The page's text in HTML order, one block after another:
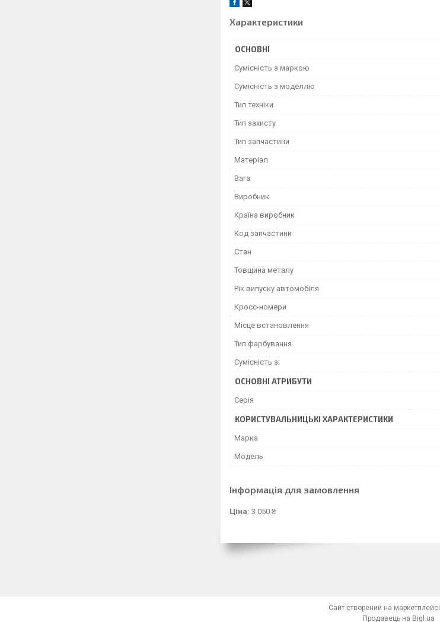
Характеристики
ОСНОВНІ
Сумісність з маркою
Сумісність з моделлю
Тип техніки
Тип захисту
Тип запчастини
Матеріал
Вага
Виробник
Країна виробник
Код запчастини
Стан
Товщина металу
Рік випуску автомобіля
Кросс-номери
Місце встановлення
Тип фарбування
Сумісність з:
ОСНОВНІ АТРИБУТИ
Серія
КОРИСТУВАЛЬНИЦЬКІ ХАРАКТЕРИСТИКИ
Марка
Модель
Інформація для замовлення
Ціна: 3 050 ₴
Сайт створений на маркетплейсі
Продавець на Bigl.ua